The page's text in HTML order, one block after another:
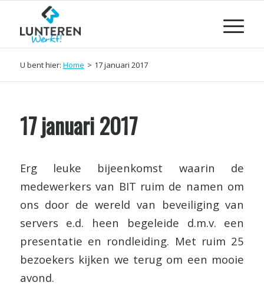
U bent hier: Home > 17 januari 2017
17 januari 2017
Erg leuke bijeenkomst waarin de
medewerkers van BIT ruim de namen om
ons door de wereld van beveiliging van
servers e.d. heen begeleide d.m.v. een
presentatie en rondleiding. Met ruim 25
bezoekers kijken we terug om een mooie
avond.